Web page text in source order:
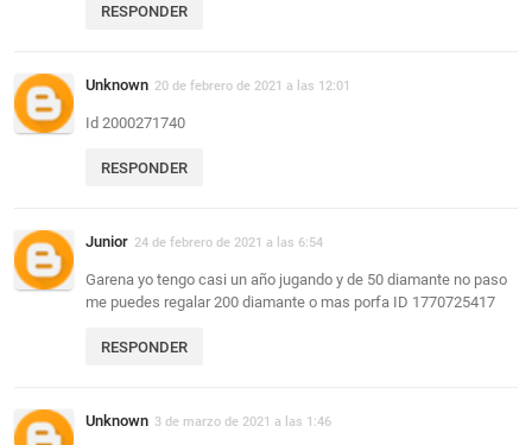
RESPONDER
Unknown 20 de febrero de 2021 a las 12:01
Id 2000271740
RESPONDER
Junior 24 de febrero de 2021 a las 6:54
Garena yo tengo casi un año jugando y de 50 diamante no paso
me puedes regalar 200 diamante o mas porfa ID 1770725417
RESPONDER
Unknown 3 de marzo de 2021 a las 1:46